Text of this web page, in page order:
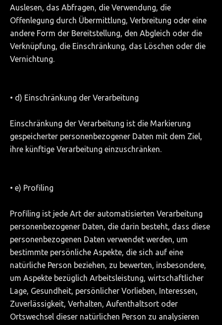
Auslesen, das Abfragen, die Verwendung, die
Offenlegung durch Übermittlung, Verbreitung oder eine
andere Form der Bereitstellung, den Abgleich oder die
Verknüpfung, die Einschränkung, das Löschen oder die
Vernichtung.
• d) Einschränkung der Verarbeitung
Einschränkung der Verarbeitung ist die Markierung
gespeicherter personenbezogener Daten mit dem Ziel,
ihre künftige Verarbeitung einzuschränken.
• e) Profiling
Profiling ist jede Art der automatisierten Verarbeitung
personenbezogener Daten, die darin besteht, dass diese
personenbezogenen Daten verwendet werden, um
bestimmte persönliche Aspekte, die sich auf eine
natürliche Person beziehen, zu bewerten, insbesondere,
um Aspekte bezüglich Arbeitsleistung, wirtschaftlicher
Lage, Gesundheit, persönlicher Vorlieben, Interessen,
Zuverlässigkeit, Verhalten, Aufenthaltsort oder
Ortswechsel dieser natürlichen Person zu analysieren